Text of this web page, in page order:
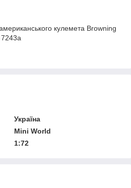
кулемета Browning
Україна
Mini World
1:72